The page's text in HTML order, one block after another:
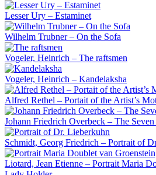
Lesser Ury – Estaminet
Wilhelm Trubner – On the Sofa
Vogeler, Heinrich – The raftsmen
Vogeler, Heinrich – Kandelaksha
Alfred Rethel – Portait of the Artist’s
Johann Friedrich Overbeck – The Seven
Schmidt, Georg Friedrich – Portrait of
Liotard, Jean Etienne – Portrait Maria